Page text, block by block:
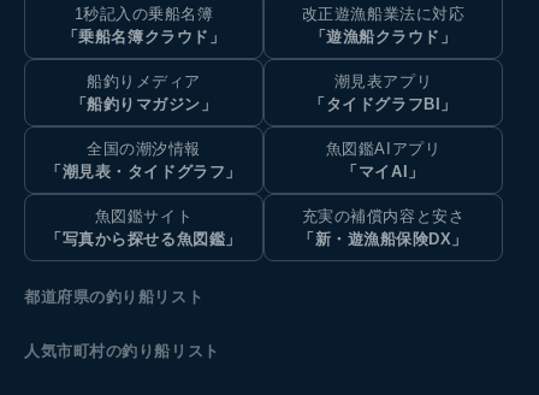
1秒記入の乗船名簿
「乗船名簿クラウド」
改正遊漁船業法に対応
「遊漁船クラウド」
船釣りメディア
「船釣りマガジン」
潮見表アプリ
「タイドグラフBI」
全国の潮汐情報
「潮見表・タイドグラフ」
魚図鑑AIアプリ
「マイAI」
魚図鑑サイト
「写真から探せる魚図鑑」
充実の補償内容と安さ
「新・遊漁船保険DX」
都道府県の釣り船リスト
人気市町村の釣り船リスト